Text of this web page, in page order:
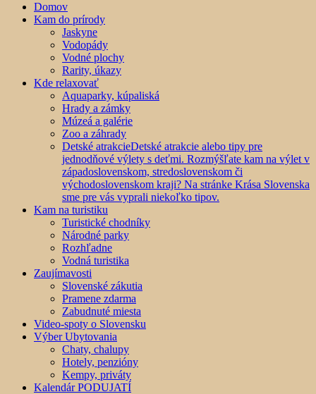
Domov
Kam do prírody
Jaskyne
Vodopády
Vodné plochy
Rarity, úkazy
Kde relaxovať
Aquaparky, kúpaliská
Hrady a zámky
Múzeá a galérie
Zoo a záhrady
Detské atrakcieDetské atrakcie alebo tipy pre
jednodňové výlety s deťmi. Rozmýšľate kam na výlet v
západoslovenskom, stredoslovenskom či
východoslovenskom kraji? Na stránke Krása Slovenska
sme pre vás vyprali niekoľko tipov.
Kam na turistiku
Turistické chodníky
Národné parky
Rozhľadne
Vodná turistika
Zaujímavosti
Slovenské zákutia
Pramene zdarma
Zabudnuté miesta
Video-spoty o Slovensku
Výber Ubytovania
Chaty, chalupy
Hotely, penzióny
Kempy, priváty
Kalendár PODUJATÍ